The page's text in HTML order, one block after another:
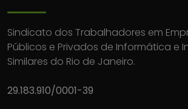
Sindicato dos Trabalhadores em
Públicos e Privados de Informática e
Similares do Rio de Janeiro.
29.183.910/0001-39